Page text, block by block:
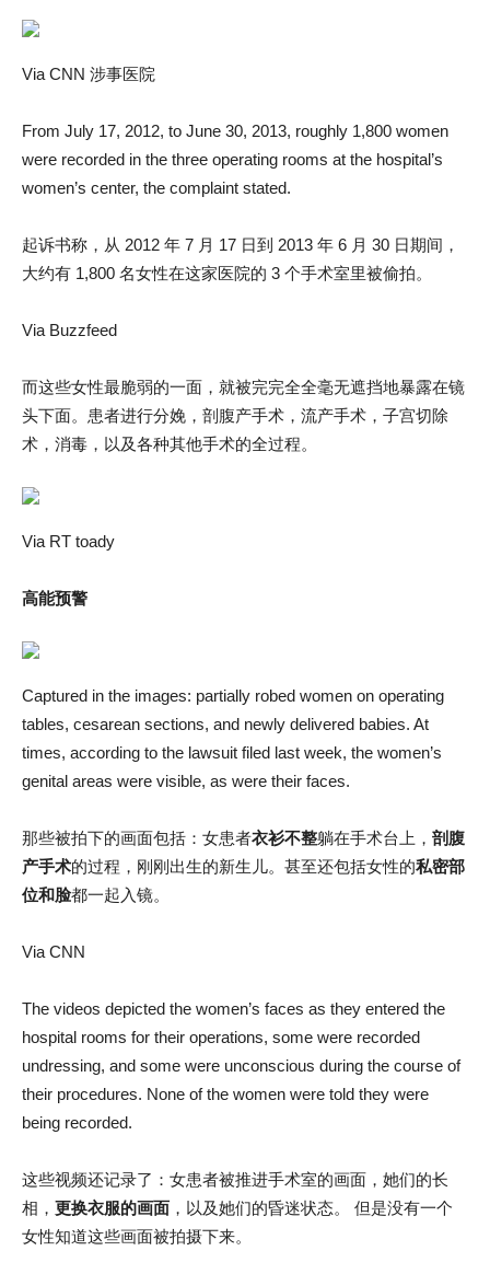
Via CNN 涉事医院
From July 17, 2012, to June 30, 2013, roughly 1,800 women
were recorded in the three operating rooms at the hospital’s
women’s center, the complaint stated.
起诉书称，从 2012 年 7 月 17 日到 2013 年 6 月 30 日期间，
大约有 1,800 名女性在这家医院的 3 个手术室里被偷拍。
Via Buzzfeed
而这些女性最脆弱的一面，就被完完全全毫无遮挡地暴露在镜
头下面。患者进行分娩，剖腹产手术，流产手术，子宫切除
术，消毒，以及各种其他手术的全过程。
Via RT toady
高能预警
Captured in the images: partially robed women on operating
tables, cesarean sections, and newly delivered babies. At
times, according to the lawsuit filed last week, the women’s
genital areas were visible, as were their faces.
那些被拍下的画面包括：女患者衣衫不整躺在手术台上， 剖腹
产手术的过程，刚刚出生的新生儿。甚至还包括女性的私密部
位和脸都一起入镜。
Via CNN
The videos depicted the women’s faces as they entered the
hospital rooms for their operations, some were recorded
undressing, and some were unconscious during the course of
their procedures. None of the women were told they were
being recorded.
这些视频还记录了：女患者被推进手术室的画面，她们的长
相， 更换衣服的画面 ，以及她们的昏迷状态。 但是没有一个
女性知道这些画面被拍摄下来。